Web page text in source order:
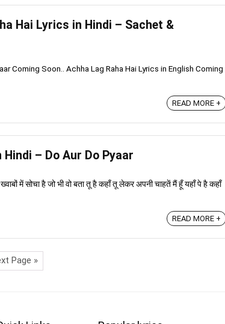
Hai Lyrics in Hindi – Sachet &
Coming Soon.. Achha Lag Raha Hai Lyrics in English Coming
READ MORE +
– Do Aur Do Pyaar
में सोचा है जो भी वो बता तू है कहाँ तू लेकर अपनी चाहतें मैं हूँ यहाँ पे है कहाँ
READ MORE +
Page »